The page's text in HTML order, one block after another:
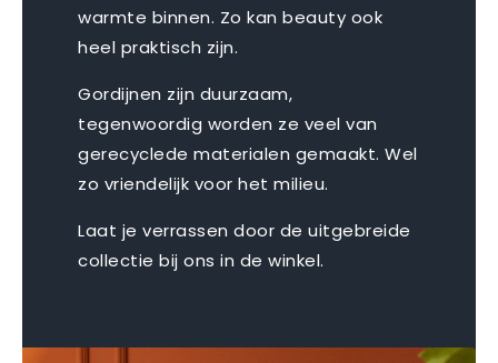
warmte binnen. Zo kan beauty ook
heel praktisch zijn.
Gordijnen zijn duurzaam,
tegenwoordig worden ze veel van
gerecyclede materialen gemaakt. Wel
zo vriendelijk voor het milieu.
Laat je verrassen door de uitgebreide
collectie bij ons in de winkel.